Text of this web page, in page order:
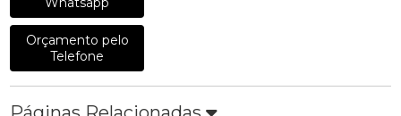
Orçamento pelo
Telefone